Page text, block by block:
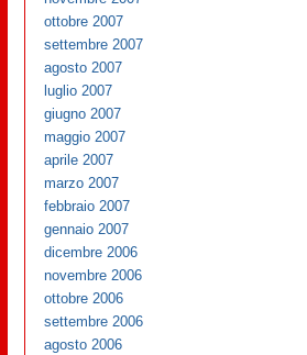
ottobre 2007
settembre 2007
agosto 2007
luglio 2007
giugno 2007
maggio 2007
aprile 2007
marzo 2007
febbraio 2007
gennaio 2007
dicembre 2006
novembre 2006
ottobre 2006
settembre 2006
agosto 2006